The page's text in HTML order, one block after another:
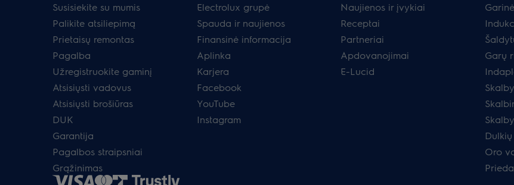
Susisiekite su mumis
Palikite atsiliepimą
Prietaisų remontas
Pagalba
Užregistruokite gaminį
Atsisiųsti vadovus
Atsisiųsti brošiūras
DUK
Garantija
Pagalbos straipsniai
Grąžinimas
Electrolux grupė
Spauda ir naujienos
Finansinė informacija
Aplinka
Karjera
Facebook
YouTube
Instagram
Naujienos ir įvykiai
Receptai
Partneriai
Apdovanojimai
E-Lucid
Garų
Oro